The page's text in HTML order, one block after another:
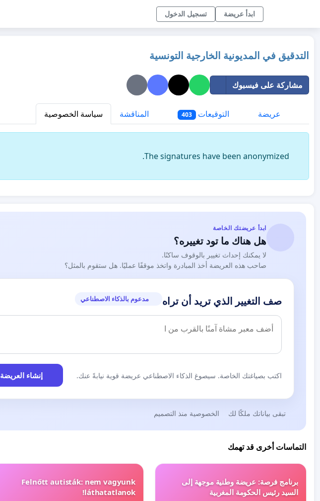
تسجيل الدخول ابدأ عريضة
التدقيق في المديونية الخارجية التونسية
مشاركة على فيسبوك
عريضة التوقيعات 403 المناقشة سياسة الخصوصية
The signatures have been anonymized.
ابدأ عريضتك الخاصة
هل هناك ما تود تغييره؟
لا يمكنك إحداث تغيير بالوقوف ساكنًا.
صاحب هذه العريضة أخذ المبادرة واتخذ موقفًا عمليًا. هل ستقوم بالمثل؟
صف التغيير الذي تريد أن تراه مدعوم بالذكاء الاصطناعي
اكتب بصياغتك الخاصة. سيصوغ الذكاء الاصطناعي عريضة قوية نيابةً عنك. إنشاء العريضة
تبقى بياناتك ملكًا لك الخصوصية منذ التصميم
التماسات أخرى قد تهمك
برنامج فرصة: عريضة وطنية موجهة إلى
السيد رئيس الحكومة المغربية
Felnőtt autisták: nem vagyunk
láthatatlanok!